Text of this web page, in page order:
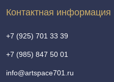
Контактная информация
+7 (925) 701 33 39
+7 (985) 847 50 01
info@artspace701.ru